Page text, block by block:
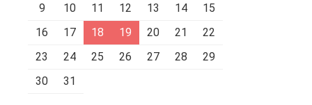
9
10 11 12 13 14
15
16
17 18 19 20 21
22
23
24 25 26 27 28
29
30
31